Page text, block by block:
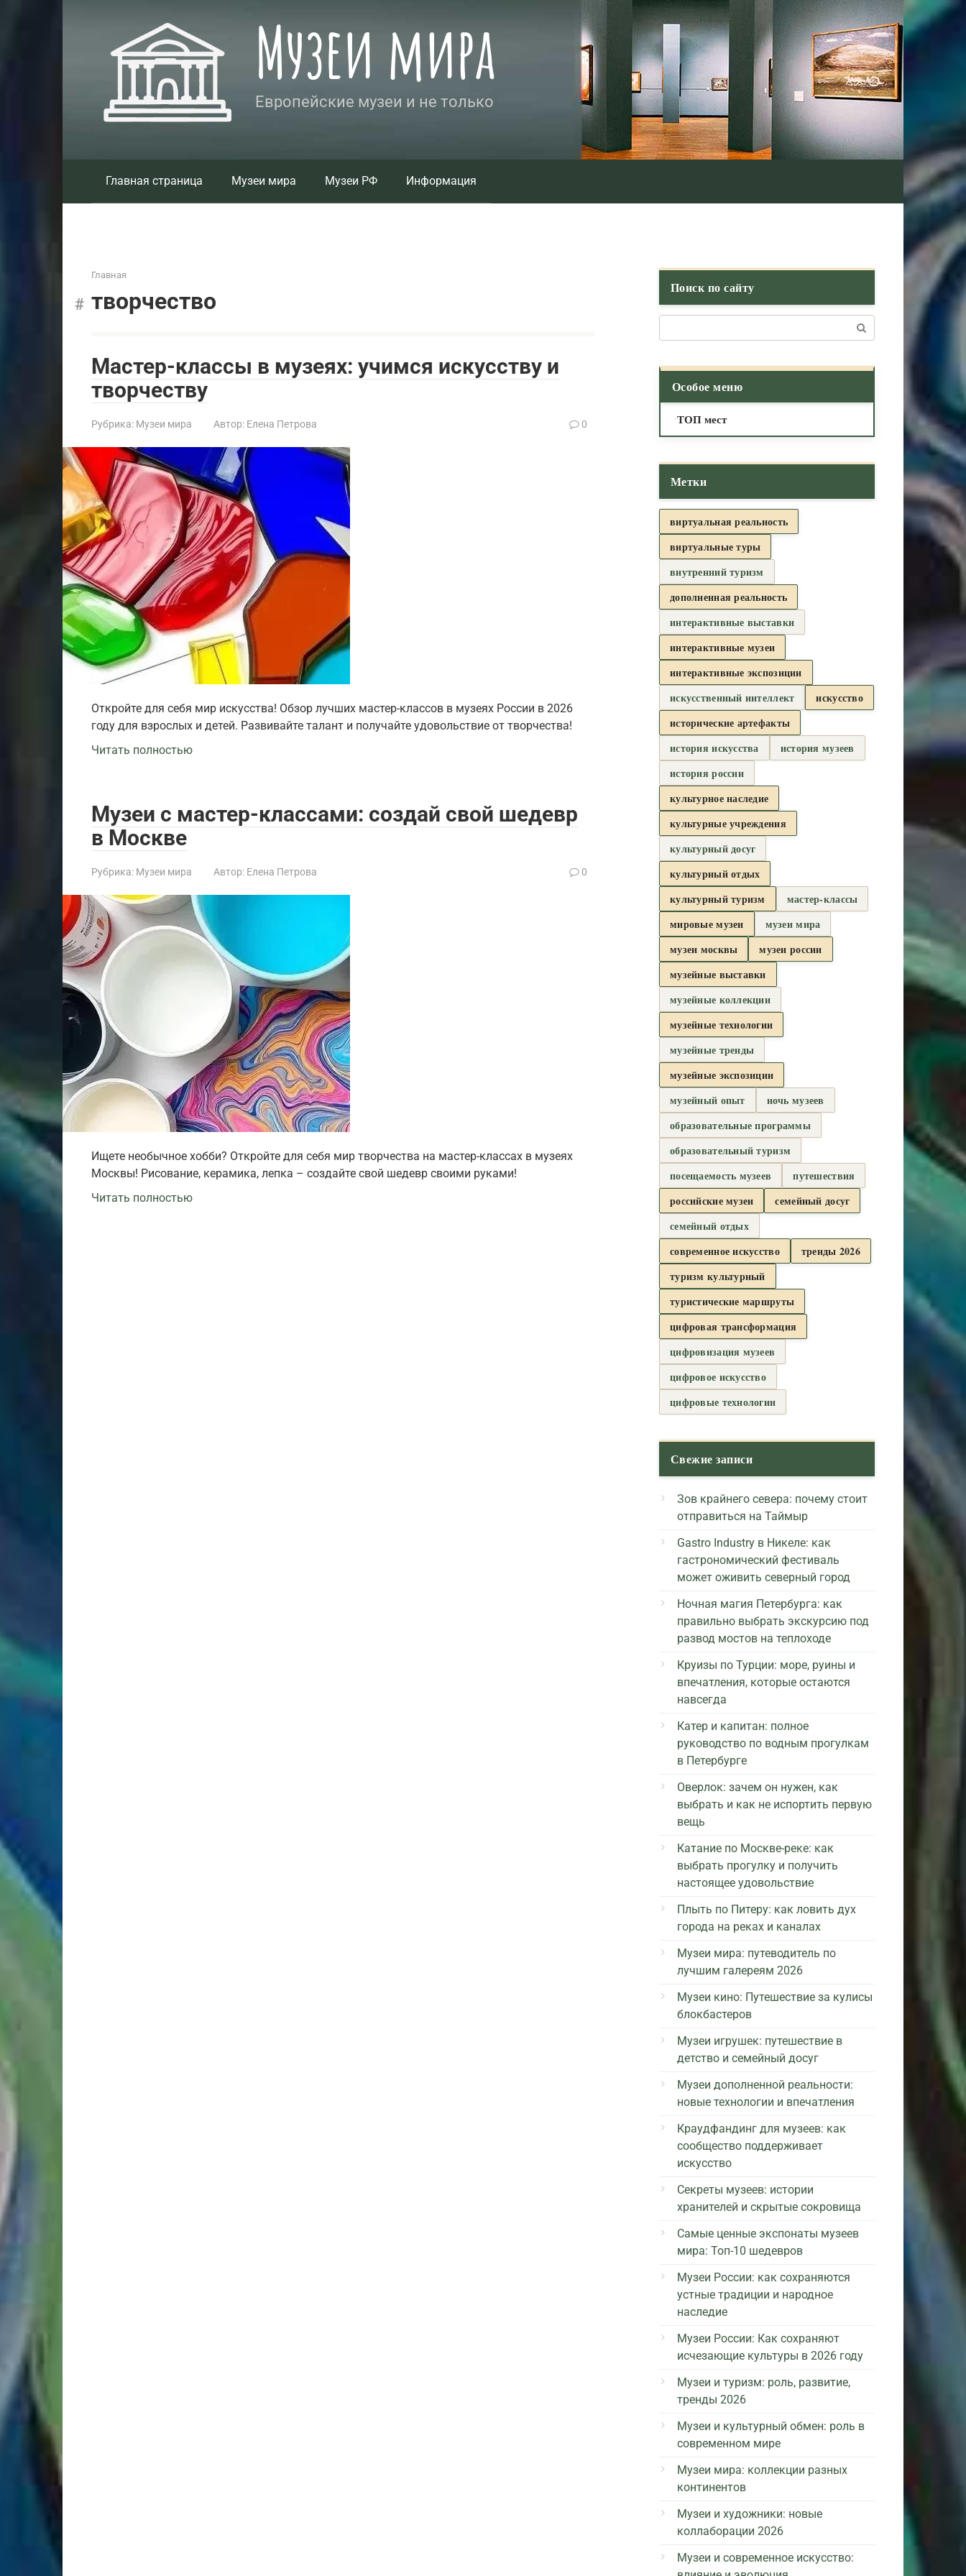
Музеи мира
Европейские музеи и не только
Главная страница Музеи мира Музеи РФ Информация
Главная
творчество
Мастер-классы в музеях: учимся искусству и
творчеству
Рубрика: Музеи мира Автор: Елена Петрова 0
Откройте для себя мир искусства! Обзор лучших мастер-классов в музеях России в 2026
году для взрослых и детей. Развивайте талант и получайте удовольствие от творчества!
Читать полностью
Музеи с мастер-классами: создай свой шедевр
в Москве
Рубрика: Музеи мира Автор: Елена Петрова 0
Ищете необычное хобби? Откройте для себя мир творчества на мастер-классах в музеях
Москвы! Рисование, керамика, лепка – создайте свой шедевр своими руками!
Читать полностью
Поиск по сайту
Особое меню
ТОП мест
Метки
виртуальная реальность
виртуальные туры
внутренний туризм
дополненная реальность
интерактивные выставки
интерактивные музеи
интерактивные экспозиции
искусственный интеллект
искусство
исторические артефакты
история искусства
история музеев
история россии
культурное наследие
культурные учреждения
культурный досуг
культурный отдых
культурный туризм
мастер-классы
мировые музеи
музеи мира
музеи москвы
музеи россии
музейные выставки
музейные коллекции
музейные технологии
музейные тренды
музейные экспозиции
музейный опыт
ночь музеев
образовательные программы
образовательный туризм
посещаемость музеев
путешествия
российские музеи
семейный досуг
семейный отдых
современное искусство
тренды 2026
туризм культурный
туристические маршруты
цифровая трансформация
цифровизация музеев
цифровое искусство
цифровые технологии
Свежие записи
Зов крайнего севера: почему стоит
отправиться на Таймыр
Gastro Industry в Никеле: как
гастрономический фестиваль
может оживить северный город
Ночная магия Петербурга: как
правильно выбрать экскурсию под
развод мостов на теплоходе
Круизы по Турции: море, руины и
впечатления, которые остаются
навсегда
Катер и капитан: полное
руководство по водным прогулкам
в Петербурге
Оверлок: зачем он нужен, как
выбрать и как не испортить первую
вещь
Катание по Москве-реке: как
выбрать прогулку и получить
настоящее удовольствие
Плыть по Питеру: как ловить дух
города на реках и каналах
Музеи мира: путеводитель по
лучшим галереям 2026
Музеи кино: Путешествие за кулисы
блокбастеров
Музеи игрушек: путешествие в
детство и семейный досуг
Музеи дополненной реальности:
новые технологии и впечатления
Краудфандинг для музеев: как
сообщество поддерживает
искусство
Секреты музеев: истории
хранителей и скрытые сокровища
Самые ценные экспонаты музеев
мира: Топ-10 шедевров
Музеи России: как сохраняются
устные традиции и народное
наследие
Музеи России: Как сохраняют
исчезающие культуры в 2026 году
Музеи и туризм: роль, развитие,
тренды 2026
Музеи и культурный обмен: роль в
современном мире
Музеи мира: коллекции разных
континентов
Музеи и художники: новые
коллаборации 2026
Музеи и современное искусство: